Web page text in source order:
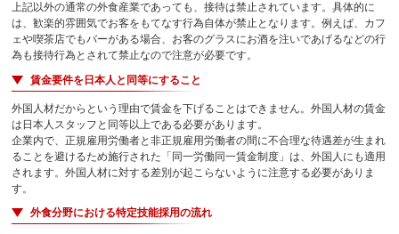
上記以外の通常の外食産業であっても、接待は禁止されています。具体的に
は、歓楽的雰囲気でお客をもてなす行為自体が禁止となります。例えば、カフ
ェや喫茶店でもバーがある場合、お客のグラスにお酒を注いであげるなどの行
為も接待行為とされて禁止なので注意が必要です。
賃金要件を日本人と同等にすること
外国人材だからという理由で賃金を下げることはできません。外国人材の賃金
は日本人スタッフと同等以上である必要があります。
企業内で、正規雇用労働者と非正規雇用労働者の間に不合理な待遇差が生まれ
ることを避けるため施行された「同一労働同一賃金制度」は、外国人にも適用
されます。外国人材に対する差別が起こらないように注意する必要がありま
す。
外食分野における特定技能採用の流れ